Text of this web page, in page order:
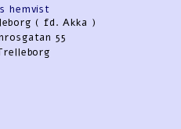
hemvist
( fd. Akka )
55